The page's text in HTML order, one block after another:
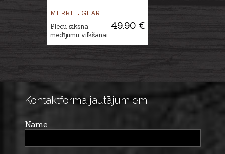
MERKEL GEAR
49.90 €
Plecu siksna
medījumu vilkšanai
Kontaktforma jautājumiem:
Name